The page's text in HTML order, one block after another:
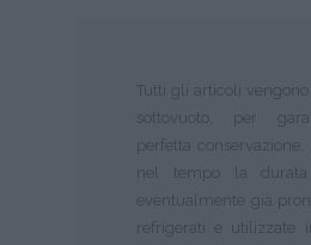
Tutti gli articoli vengono
sottovuoto, per
perfetta conservazione,
nel tempo la durata
eventualmente già
refrigerati e utilizzate